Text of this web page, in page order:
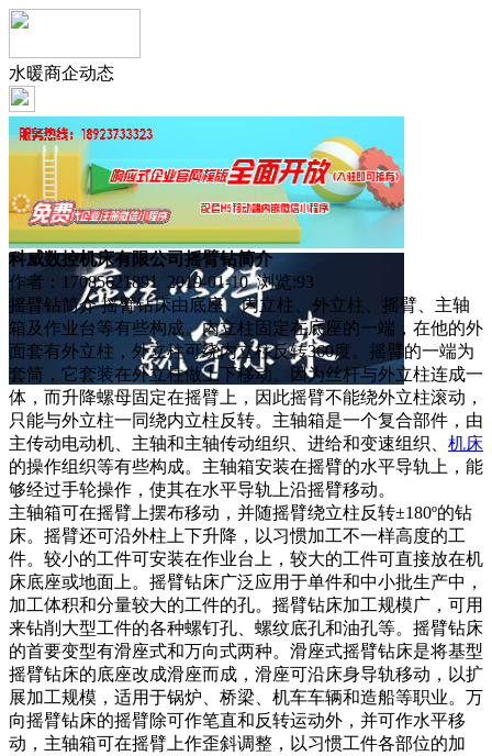
水暖商企动态
科威数控机床有限公司摇臂钻简介
作者：17085621891 2019-01-10 浏览:93
摇臂钻简介 摇臂钻床由底座、内立柱、外立柱、摇臂、主轴
箱及作业台等有些构成。内立柱固定在底座的一端，在他的外
面套有外立柱，外立柱可绕内立柱反转360度。摇臂的一端为
套筒，它套装在外立柱做上下移动。因为丝杆与外立柱连成一
体，而升降螺母固定在摇臂上，因此摇臂不能绕外立柱滚动，
只能与外立柱一同绕内立柱反转。主轴箱是一个复合部件，由
主传动电动机、主轴和主轴传动组织、进给和变速组织、 机床
的操作组织等有些构成。主轴箱安装在摇臂的水平导轨上，能
够经过手轮操作，使其在水平导轨上沿摇臂移动。
主轴箱可在摇臂上摆布移动，并随摇臂绕立柱反转±180º的钻
床。摇臂还可沿外柱上下升降，以习惯加工不一样高度的工
件。较小的工件可安装在作业台上，较大的工件可直接放在机
床底座或地面上。摇臂钻床广泛应用于单件和中小批生产中，
加工体积和分量较大的工件的孔。摇臂钻床加工规模广，可用
来钻削大型工件的各种螺钉孔、螺纹底孔和油孔等。摇臂钻床
的首要变型有滑座式和万向式两种。滑座式摇臂钻床是将基型
摇臂钻床的底座改成滑座而成，滑座可沿床身导轨移动，以扩
展加工规模，适用于锅炉、桥梁、机车车辆和造船等职业。万
向摇臂钻床的摇臂除可作笔直和反转运动外，并可作水平移
动，主轴箱可在摇臂上作歪斜调整，以习惯工件各部位的加